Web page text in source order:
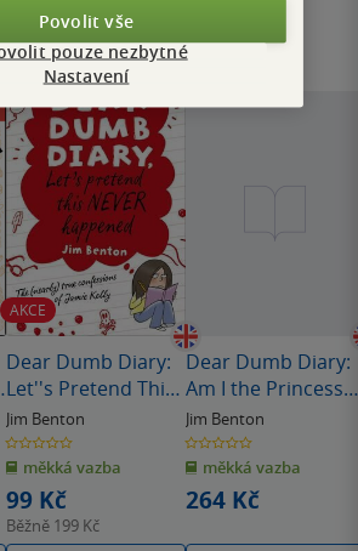
AKCE
Dear Dumb Diary:
Let''s Pretend This
Never Happened
Jim Benton
0.0
z
5
hvězdiček
měkká vazba
99 Kč
Běžně 199 Kč
Dear Dumb Diary:
Am I the Princess
or the Frog?
Jim Benton
0.0
z
5
hvězdiček
měkká vazba
264 Kč
Povolit vše
pouze nezbytné
Nastavení